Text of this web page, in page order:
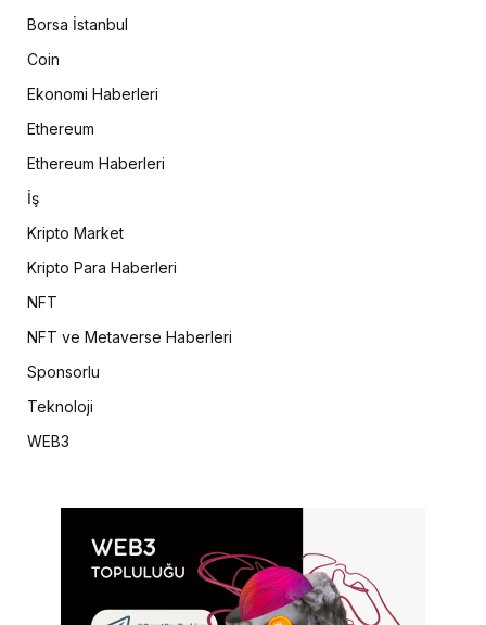
Borsa İstanbul
Coin
Ekonomi Haberleri
Ethereum
Ethereum Haberleri
İş
Kripto Market
Kripto Para Haberleri
NFT
NFT ve Metaverse Haberleri
Sponsorlu
Teknoloji
WEB3